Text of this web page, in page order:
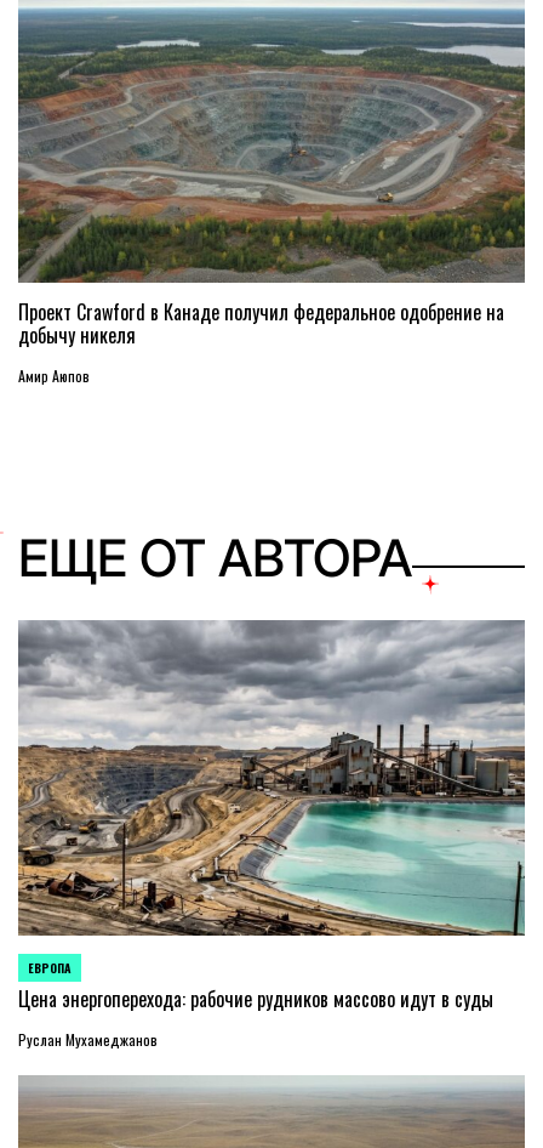
Проект Crawford в Канаде получил федеральное одобрение на
добычу никеля
Амир Аюпов
ЕЩЕ ОТ АВТОРА
ОПУБЛИКОВАНО
В
ЕВРОПА
Цена энергоперехода: рабочие рудников массово идут в суды
Руслан Мухамеджанов